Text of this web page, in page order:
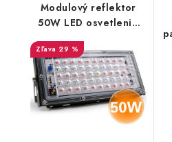
Modulový reflektor
50W LED osvetlenie
pre pestovanie rastlín
29 %